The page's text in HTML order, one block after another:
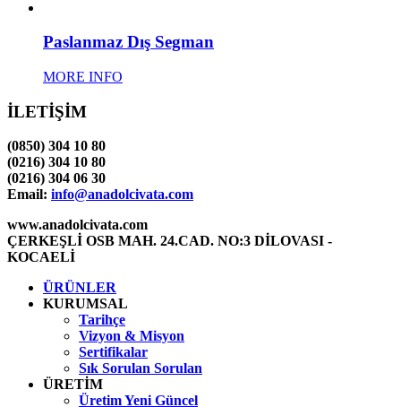
Paslanmaz Dış Segman
MORE INFO
İLETİŞİM
(0850) 304 10 80
(0216) 304 10 80
(0216) 304 06 30
Email: info@anadolcivata.com
www.anadolcivata.com
ÇERKEŞLİ OSB MAH. 24.CAD. NO:3 DİLOVASI -
KOCAELİ
ÜRÜNLER
KURUMSAL
Tarihçe
Vizyon & Misyon
Sertifikalar
Sık Sorulan Sorulan
ÜRETİM
Üretim Yeni Güncel